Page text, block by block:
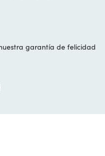
garantía de felicidad